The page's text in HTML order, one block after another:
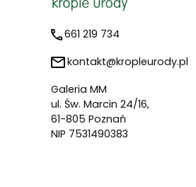
661 219 734
kontakt@kropleurody.pl
Galeria MM
ul. Św. Marcin 24/16,
61-805 Poznań
NIP 7531490383